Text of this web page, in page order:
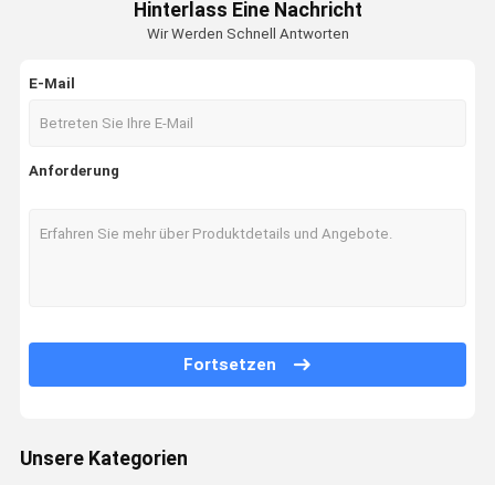
Rohr-Luftreiniger
Portierbarer Luftreiniger
Geruch-Luftfilter
Ozon-Generator-Luftreiniger
Hinterlass Eine Nachricht
Wir Werden Schnell Antworten
E-Mail
Anforderung
Fortsetzen
Unsere Kategorien